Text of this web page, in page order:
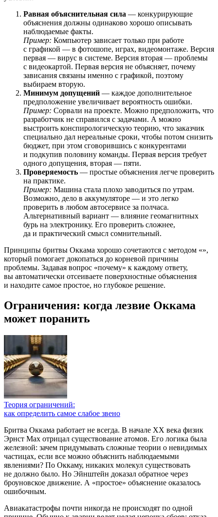
Равная объяснительная сила — конкурирующие
объяснения должны одинаково хорошо описывать
наблюдаемые факты.
Пример: Компьютер зависает только при работе
с графикой — в фотошопе, играх, видеомонтаже. Версия
первая — вирус в системе. Версия вторая — проблемы
с видеокартой. Первая версия не объясняет, почему
зависания связаны именно с графикой, поэтому
выбираем вторую.
Минимум допущений — каждое дополнительное
предположение увеличивает вероятность ошибки.
Пример: Сорвали на проекте. Можно предположить, что
разработчик не справился с задачами. А можно
выстроить конспирологическую теорию, что заказчик
специально дал нереальные сроки, чтобы потом снизить
бюджет, при этом сговорившись с конкурентами
и подкупив половину команды. Первая версия требует
одного допущения, вторая — пяти.
Проверяемость — простые объяснения легче проверить
на практике.
Пример: Машина стала плохо заводиться по утрам.
Возможно, дело в аккумуляторе — и это легко
проверить в любом автосервисе за полчаса.
Альтернативный вариант — влияние геомагнитных
бурь на электронику. Его проверить сложнее,
да и практический смысл сомнительный.
Принципы бритвы Оккама хорошо сочетаются с методом «»,
который помогает докопаться до корневой причины
проблемы. Задавая вопрос «почему» к каждому ответу,
вы автоматически отсеиваете поверхностные объяснения
и находите самое простое, но глубокое решение.
Ограничения: когда лезвие Оккама
может поранить
Теория ограничений:
как определить самое слабое звено
Бритва Оккама работает не всегда. В начале XX века физик
Эрнст Мах отрицал существование атомов. Его логика была
железной: зачем придумывать сложные теории о невидимых
частицах, если все можно объяснить наблюдаемыми
явлениями? По Оккаму, никаких молекул существовать
не должно было. Но Эйнштейн доказал обратное через
броуновское движение. А «простое» объяснение оказалось
ошибочным.
Авиакатастрофы почти никогда не происходят по одной